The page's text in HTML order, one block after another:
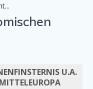
U.A.